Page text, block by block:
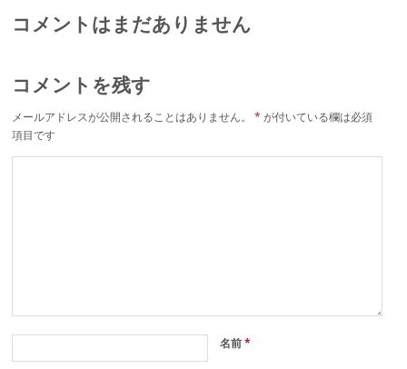
コメントはまだありません
コメントを残す
メールアドレスが公開されることはありません。 * が付いている欄は必須
項目です
名前*